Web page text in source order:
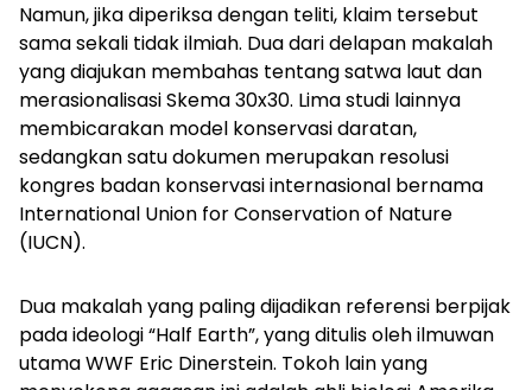
Namun, jika diperiksa dengan teliti, klaim tersebut
sama sekali tidak ilmiah. Dua dari delapan makalah
yang diajukan membahas tentang satwa laut dan
merasionalisasi Skema 30x30. Lima studi lainnya
membicarakan model konservasi daratan,
sedangkan satu dokumen merupakan resolusi
kongres badan konservasi internasional bernama
International Union for Conservation of Nature
(IUCN).
Dua makalah yang paling dijadikan referensi berpijak
pada ideologi “Half Earth”, yang ditulis oleh ilmuwan
utama WWF Eric Dinerstein. Tokoh lain yang